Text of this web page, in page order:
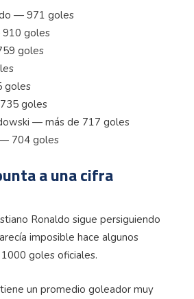
— 971 goles
goles
goles
goles
goles
— más de 717 goles
— 704 goles
a una cifra
Ronaldo sigue persiguiendo
imposible hace algunos
goles oficiales.
un promedio goleador muy